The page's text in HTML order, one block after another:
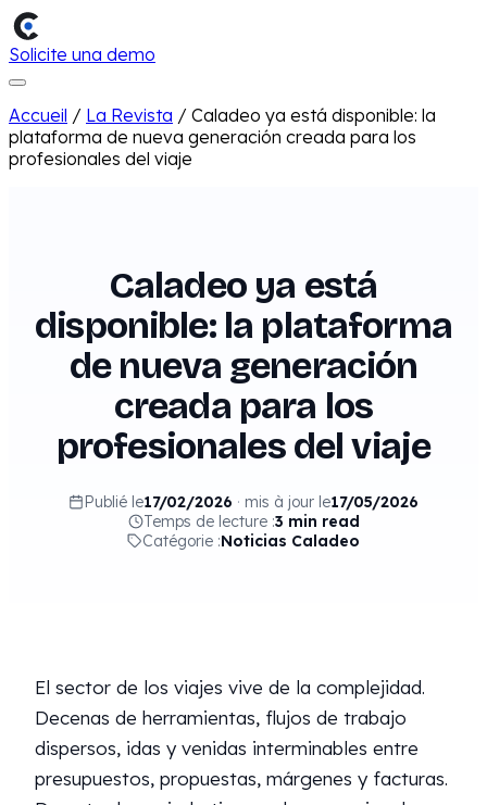
Solicite una demo
Accueil / La Revista / Caladeo ya está disponible: la
plataforma de nueva generación creada para los
profesionales del viaje
Caladeo ya está
disponible: la plataforma
de nueva generación
creada para los
profesionales del viaje
Publié le17/02/2026 · mis à jour le17/05/2026
Temps de lecture :3 min read
Catégorie :Noticias Caladeo
El sector de los viajes vive de la complejidad.
Decenas de herramientas, flujos de trabajo
dispersos, idas y venidas interminables entre
presupuestos, propuestas, márgenes y facturas.